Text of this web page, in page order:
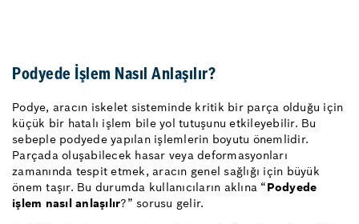
Podyede İşlem Nasıl Anlaşılır?
Podye, aracın iskelet sisteminde kritik bir parça olduğu için
küçük bir hatalı işlem bile yol tutuşunu etkileyebilir. Bu
sebeple podyede yapılan işlemlerin boyutu önemlidir.
Parçada oluşabilecek hasar veya deformasyonları
zamanında tespit etmek, aracın genel sağlığı için büyük
önem taşır. Bu durumda kullanıcıların aklına “Podyede
işlem nasıl anlaşılır?” sorusu gelir.